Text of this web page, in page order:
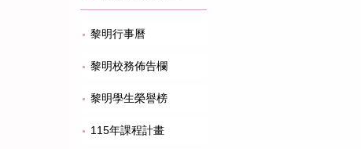
黎明行事曆
黎明校務佈告欄
黎明學生榮譽榜
115年課程計畫